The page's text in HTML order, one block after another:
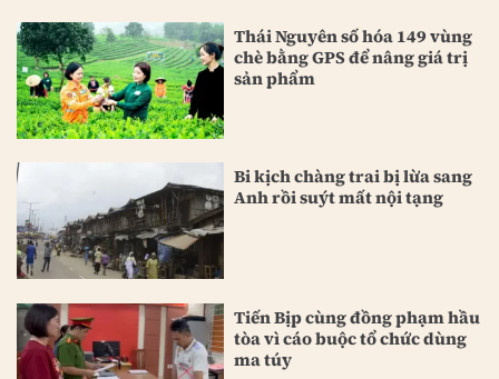
Thái Nguyên số hóa 149 vùng
chè bằng GPS để nâng giá trị
sản phẩm
Bi kịch chàng trai bị lừa sang
Anh rồi suýt mất nội tạng
Tiến Bịp cùng đồng phạm hầu
tòa vì cáo buộc tổ chức dùng
ma túy